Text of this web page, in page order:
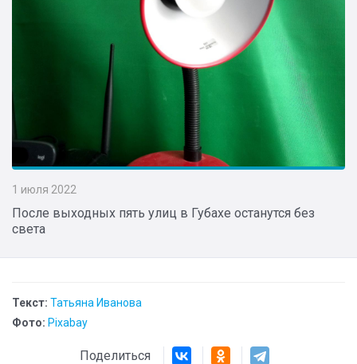
1 июля 2022
После выходных пять улиц в Губахе останутся без
света
Текст: Татьяна Иванова
Фото: Pixabay
Поделиться